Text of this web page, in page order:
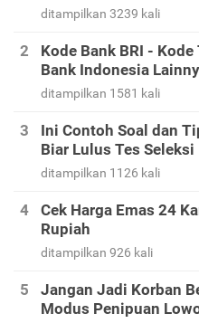
ditampilkan 3239 kali
Kode Bank BRI -
Bank Indonesia
ditampilkan 1581 kali
Ini Contoh Soal dan
Biar Lulus Tes Seleksi
ditampilkan 1126 kali
Cek Harga Emas 24
Rupiah
ditampilkan 926 kali
Jangan Jadi Korban
Modus Penipuan